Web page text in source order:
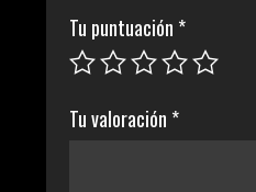
Tu puntuación *
Tu valoración *